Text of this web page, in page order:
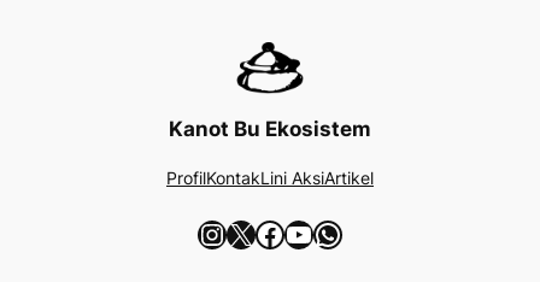
Kanot Bu Ekosistem
ProfilKontakLini AksiArtikel
InstagramX Facebook YouTube WhatsApp